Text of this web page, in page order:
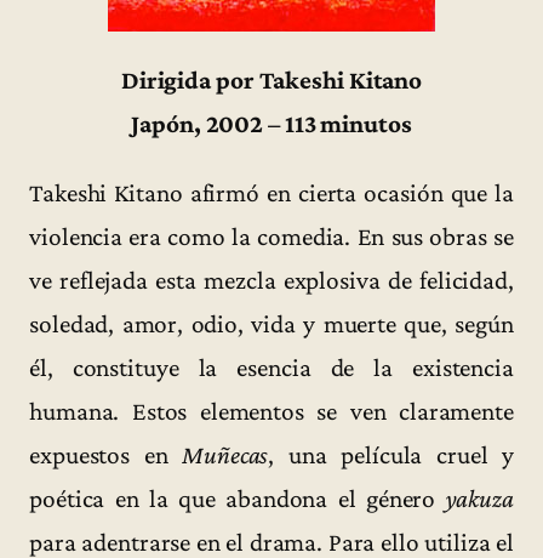
Dirigida por Takeshi Kitano
Japón, 2002 – 113 minutos
Takeshi Kitano afirmó en cierta ocasión que la
violencia era como la comedia. En sus obras se
ve reflejada esta mezcla explosiva de felicidad,
soledad, amor, odio, vida y muerte que, según
él, constituye la esencia de la existencia
humana. Estos elementos se ven claramente
expuestos en Muñecas, una película cruel y
poética en la que abandona el género yakuza
para adentrarse en el drama. Para ello utiliza el